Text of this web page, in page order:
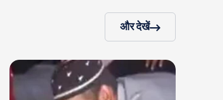
और देखें